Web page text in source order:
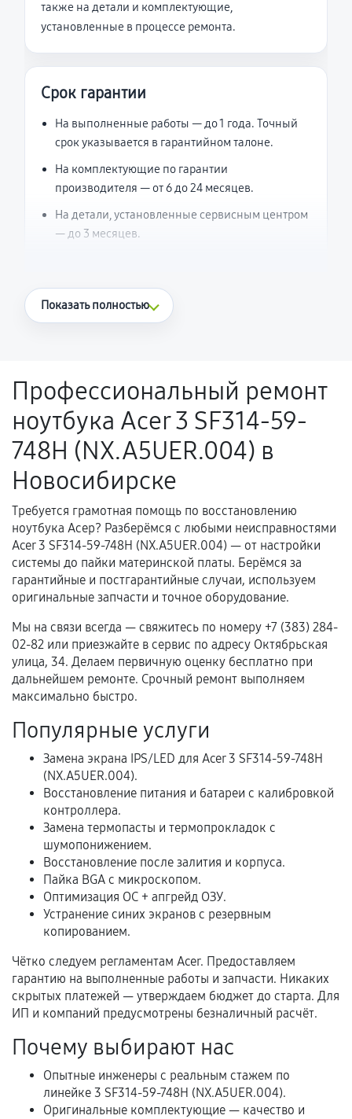
также на детали и комплектующие,
установленные в процессе ремонта.
Срок гарантии
На выполненные работы — до 1 года. Точный
срок указывается в гарантийном талоне.
На комплектующие по гарантии
производителя — от 6 до 24 месяцев.
На детали, установленные сервисным центром
— до 3 месяцев.
Что считается гарантийным случаем
Поломка установленной детали при
нормальной эксплуатации в течение
гарантийного срока.
Несоответствие комплектующей заявленным
техническим характеристикам.
Документы для подтверждения
гарантии
Гарантийный талон.
Акт выполненных работ с датой, перечнем
услуг и сроком гарантии.
Документы на установленные комплектующие
и кассовый чек.
Расширенная гарантия
В некоторых случаях возможно оформление
расширенной гарантии. Стоимость, сроки и
условия продления согласовываются отдельно и
фиксируются в документах.
Когда гарантия не действует
Нарушение правил эксплуатации,
механические повреждения, попадание влаги,
перегрев, коррозия.
Самостоятельный ремонт или вмешательство
третьих лиц.
Естественный износ деталей, если иное не
Обращение после окончания гарантийного
срока.
Показать полностью
Профессиональный ремонт
ноутбука Acer 3 SF314-59-
748H (NX.A5UER.004) в
Новосибирске
Требуется грамотная помощь по восстановлению
ноутбука Асер? Разберёмся с любыми неисправностями
Acer 3 SF314-59-748H (NX.A5UER.004) — от настройки
системы до пайки материнской платы. Берёмся за
гарантийные и постгарантийные случаи, используем
оригинальные запчасти и точное оборудование.
Мы на связи всегда — свяжитесь по номеру +7 (383) 284-
02-82 или приезжайте в сервис по адресу Октябрьская
улица, 34. Делаем первичную оценку бесплатно при
дальнейшем ремонте. Срочный ремонт выполняем
максимально быстро.
Популярные услуги
Замена экрана IPS/LED для Acer 3 SF314-59-748H
(NX.A5UER.004).
Восстановление питания и батареи с калибровкой
контроллера.
Замена термопасты и термопрокладок с
шумопонижением.
Восстановление после залития и корпуса.
Пайка BGA с микроскопом.
Оптимизация ОС + апгрейд ОЗУ.
Устранение синих экранов с резервным
копированием.
Чётко следуем регламентам Acer. Предоставляем
гарантию на выполненные работы и запчасти. Никаких
скрытых платежей — утверждаем бюджет до старта. Для
ИП и компаний предусмотрены безналичный расчёт.
Почему выбирают нас
Опытные инженеры с реальным стажем по
линейке 3 SF314-59-748H (NX.A5UER.004).
Оригинальные комплектующие — качество и